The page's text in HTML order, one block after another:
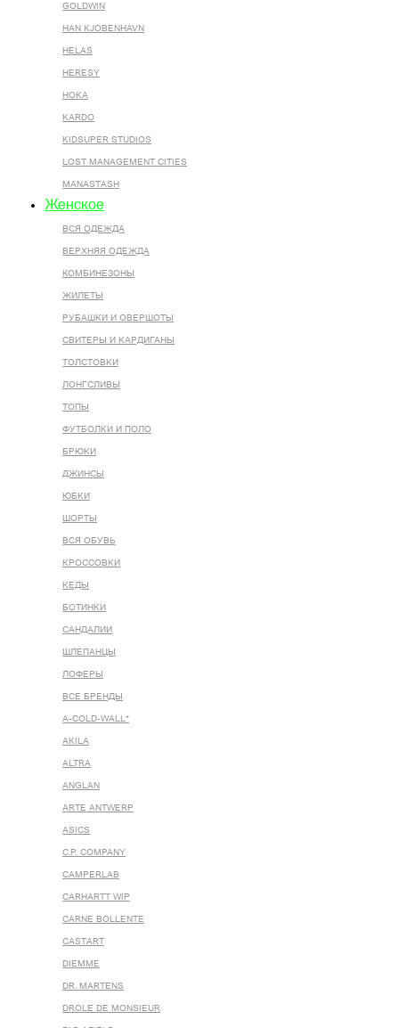
GOLDWIN
HAN KJOBENHAVN
HELAS
HERESY
HOKA
KARDO
KIDSUPER STUDIOS
LOST MANAGEMENT CITIES
MANASTASH
Женское
ВСЯ ОДЕЖДА
ВЕРХНЯЯ ОДЕЖДА
КОМБИНЕЗОНЫ
ЖИЛЕТЫ
РУБАШКИ И ОВЕРШОТЫ
СВИТЕРЫ И КАРДИГАНЫ
ТОЛСТОВКИ
ЛОНГСЛИВЫ
ТОПЫ
ФУТБОЛКИ И ПОЛО
БРЮКИ
ДЖИНСЫ
ЮБКИ
ШОРТЫ
ВСЯ ОБУВЬ
КРОССОВКИ
КЕДЫ
БОТИНКИ
САНДАЛИИ
ШЛЕПАНЦЫ
ЛОФЕРЫ
ВСЕ БРЕНДЫ
A-COLD-WALL*
AKILA
ALTRA
ANGLAN
ARTE ANTWERP
ASICS
C.P. COMPANY
CAMPERLAB
CARHARTT WIP
CARNE BOLLENTE
CASTART
DIEMME
DR. MARTENS
DROLE DE MONSIEUR